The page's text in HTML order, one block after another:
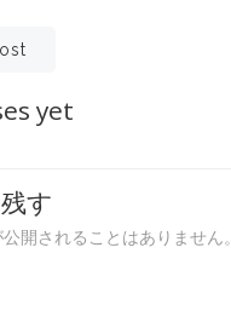
yet
す
開されることはありません。